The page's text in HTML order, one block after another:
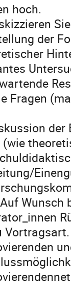
hoch.
der
Fragen
(wie
Wunsch